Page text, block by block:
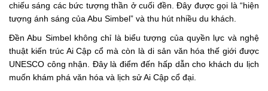
chiếu sáng các bức tượng thần ở cuối đền. Đây được gọi là “hiện
tượng ánh sáng của Abu Simbel” và thu hút nhiều du khách.
Đền Abu Simbel không chỉ là biểu tượng của quyền lực và nghệ
thuật kiến trúc Ai Cập cổ mà còn là di sản văn hóa thế giới được
UNESCO công nhận. Đây là điểm đến hấp dẫn cho khách du lịch
muốn khám phá văn hóa và lịch sử Ai Cập cổ đại.